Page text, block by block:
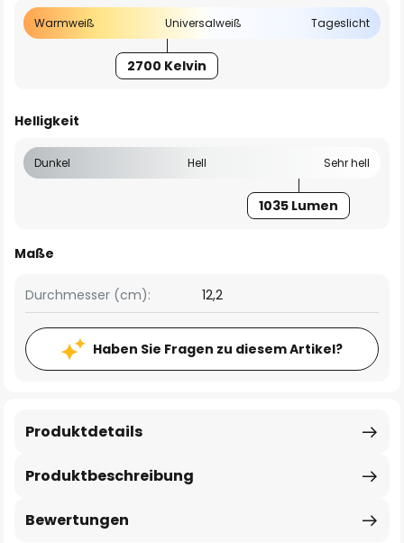
Warmweiß Universalweiß Tageslicht
2700 Kelvin
Helligkeit
Dunkel Hell Sehr hell
1035 Lumen
Maße
Durchmesser (cm): 12,2
Haben Sie Fragen zu diesem Artikel?
Produktbeschreibung
Produktdetails
Bewertungen